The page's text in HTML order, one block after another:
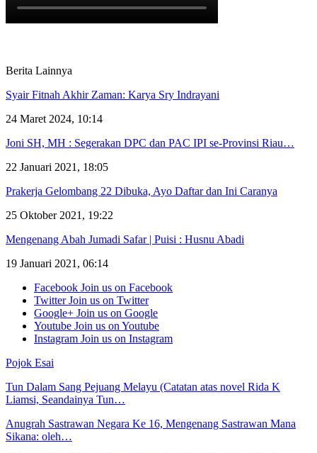
Berita Lainnya
Syair Fitnah Akhir Zaman: Karya Sry Indrayani
24 Maret 2024, 10:14
Joni SH, MH : Segerakan DPC dan PAC IPI se-Provinsi Riau…
22 Januari 2021, 18:05
Prakerja Gelombang 22 Dibuka, Ayo Daftar dan Ini Caranya
25 Oktober 2021, 19:22
Mengenang Abah Jumadi Safar | Puisi : Husnu Abadi
19 Januari 2021, 06:14
Facebook Join us on Facebook
Twitter Join us on Twitter
Google+ Join us on Google
Youtube Join us on Youtube
Instagram Join us on Instagram
Pojok Esai
Tun Dalam Sang Pejuang Melayu (Catatan atas novel Rida K
Liamsi, Seandainya Tun…
Anugrah Sastrawan Negara Ke 16, Mengenang Sastrawan Mana
Sikana: oleh…